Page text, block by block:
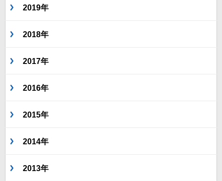
2019年
2018年
2017年
2016年
2015年
2014年
2013年